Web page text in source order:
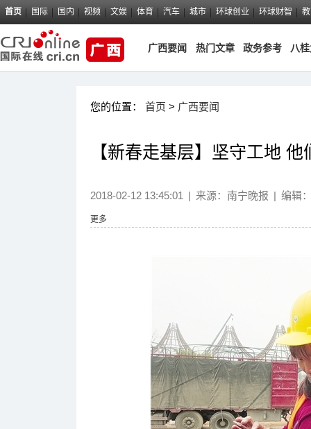
首页 国际 国内 视频 文娱 体育 汽车 城市 环球创业 环球财智
广西要闻 热门文章 政务参考 八
您的位置： 首页 > 广西要闻
【新春走基层】坚守工地
2018-02-12 13:45:01 | 来源： 南宁晚报 | 编辑
更多